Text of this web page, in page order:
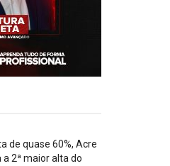
de quase 60%, Acre
2ª maior alta do